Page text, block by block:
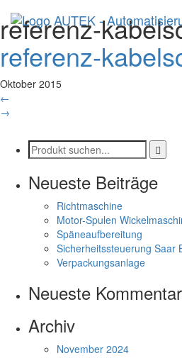
referenz-
referenz-
Oktober 2015
←
→
Neueste Beiträge
Richtmaschine
Motor-Spulen
Späneaufbereitung
Sicherheitssteuerung Saar
Verpackungsanlage
Neueste
Archiv
November 2024